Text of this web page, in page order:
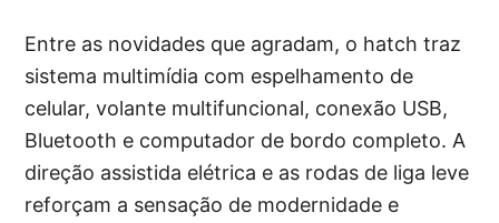
Entre as novidades que agradam, o hatch traz
sistema multimídia com espelhamento de
celular, volante multifuncional, conexão USB,
Bluetooth e computador de bordo completo. A
direção assistida elétrica e as rodas de liga leve
reforçam a sensação de modernidade e